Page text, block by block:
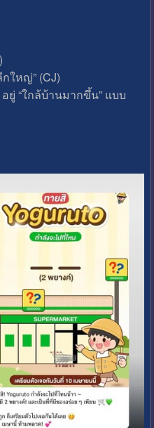
ใหญ่” (CJ)
ยู่ “ใกล้บ้านมากขึ้น” แบบ